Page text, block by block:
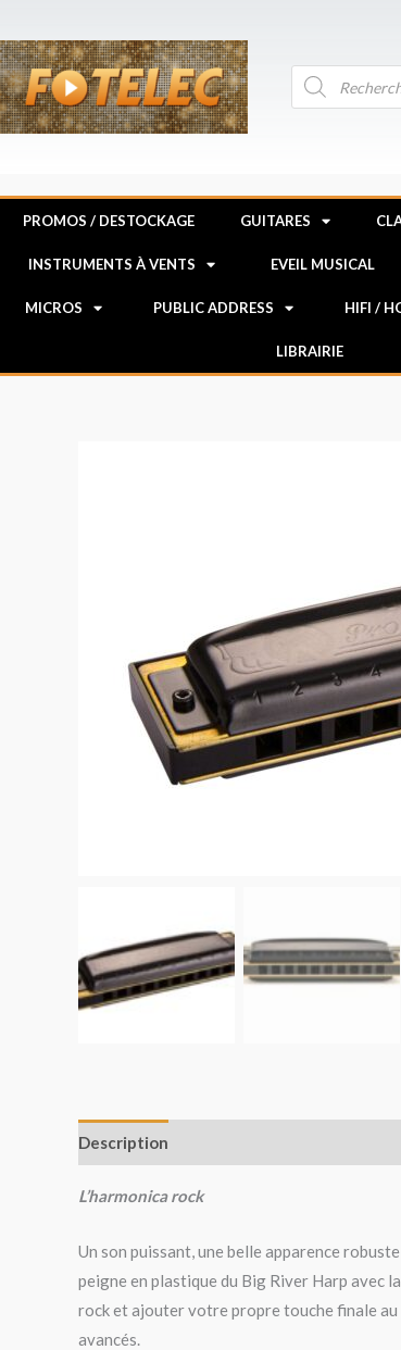
au
contenu
Recherche
de
produits
PROMOS / DESTOCKAGE GUITARES
INSTRUMENTS À VENTS EVEIL MUSICAL
MICROS PUBLIC ADDRESS HIFI /
LIBRAIRIE
Description
L’harmonica rock
Un son puissant, une belle apparence
peigne en plastique du Big River Harp avec
rock et ajouter votre propre touche finale au
avancés.